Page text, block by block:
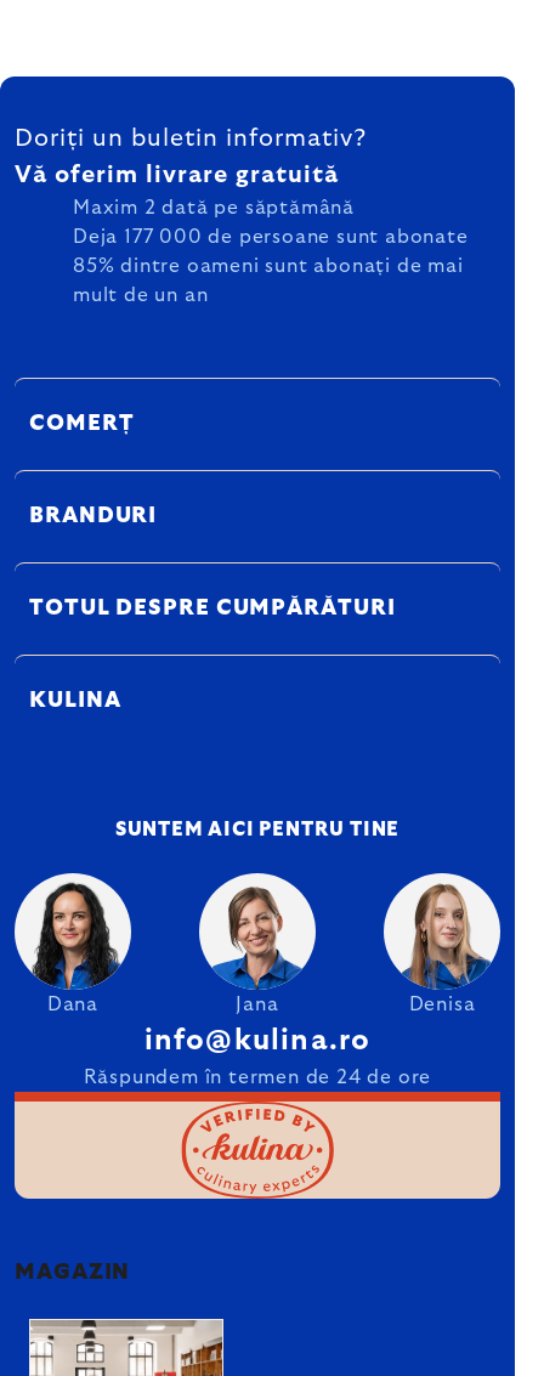
SUBSOL
Doriți un buletin informativ?
Vă oferim livrare gratuită
Maxim 2 dată pe săptămână
Deja 177 000 de persoane sunt abonate
85% dintre oameni sunt abonați de mai
mult de un an
COMERȚ
BRANDURI
TOTUL DESPRE CUMPĂRĂTURI
KULINA
SUNTEM AICI PENTRU TINE
Dana Jana Denisa
info@kulina.ro
Răspundem în termen de 24 de ore
MAGAZIN